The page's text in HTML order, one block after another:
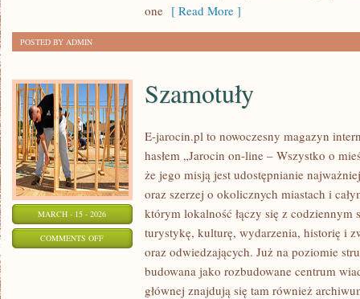
one [ Read More ]
POSTED BY ADMIN
MARCH - 15 - 2026
COMMENTS OFFON
SZAMOTUŁY
Szamotuły
E-jarocin.pl to nowoczesny magazyn
hasłem „Jarocin on-line – Wszystko o
że jego misją jest udostępnianie
oraz szerzej o okolicznych miastach i
którym lokalność łączy się z codziennym
turystykę, kulturę, wydarzenia, historię i
oraz odwiedzających. Już na poziomie
budowana jako rozbudowane centrum
głównej znajdują się tam również